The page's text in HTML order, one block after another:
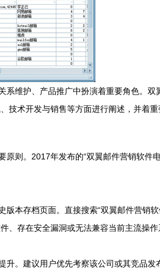
维护、产品推广中扮演着重要角色。
术开发与销售等方面进行阐述，并着重
则。2017年发布的“双翼邮件营销软件
本存档页面。直接搜索“双翼邮件营销软
、存在安全漏洞或无法兼容当前主流操
。建议用户优先考察该公司或其竞品